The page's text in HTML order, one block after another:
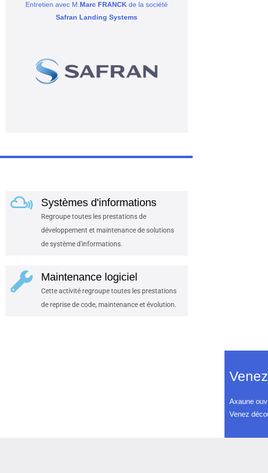
Entretien avec M. Marc FRANCKde la société
Safran Landing Systems
Systèmes d'informations
Regroupe toutes les prestations de
développement et maintenance de solutions
de système d'informations.
Maintenance logiciel
Cette activité regroupe toutes les prestations
de reprise de code, maintenance et évolution.
Axaune
Venez